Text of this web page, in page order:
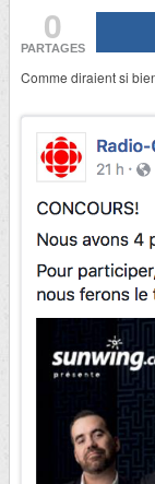
0
PARTAGES
Comme diraient si